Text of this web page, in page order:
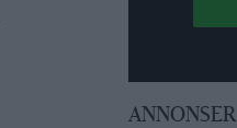
ANNONSER